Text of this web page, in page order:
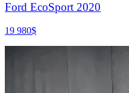
Ford EcoSport 2020
19 980$